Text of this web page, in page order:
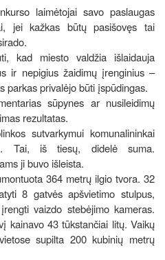
laimėtojai savo paslaugas
jei kažkas būtų pasišovęs tai
kad miesto valdžia išlaidauja
ir nepigius žaidimų įrenginius –
parkas privalėjo būti įspūdingas.
sūpynes ar nusileidimų
rezultatas.
sutvarkymui komunalininkai
Tai, iš tiesų, didelė suma.
ji buvo išleista.
364 metrų ilgio tvora. 32
8 gatvės apšvietimo stulpus,
vaizdo stebėjimo kameras.
kainavo 43 tūkstančiai litų. Vaikų
supilta 200 kubinių metrų